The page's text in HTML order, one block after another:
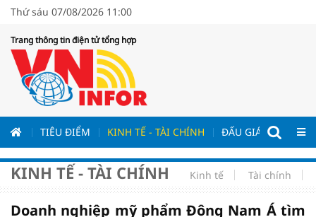
Thứ sáu 07/08/2026 11:00
Trang thông tin điện tử tổng hợp
TIÊU ĐIỂM KINH TẾ - TÀI CHÍNH ĐẤU GIÁ - ĐẤU
KINH TẾ - TÀI CHÍNH Kinh tế Tài chính
Doanh nghiệp mỹ phẩm Đông Nam Á tìm